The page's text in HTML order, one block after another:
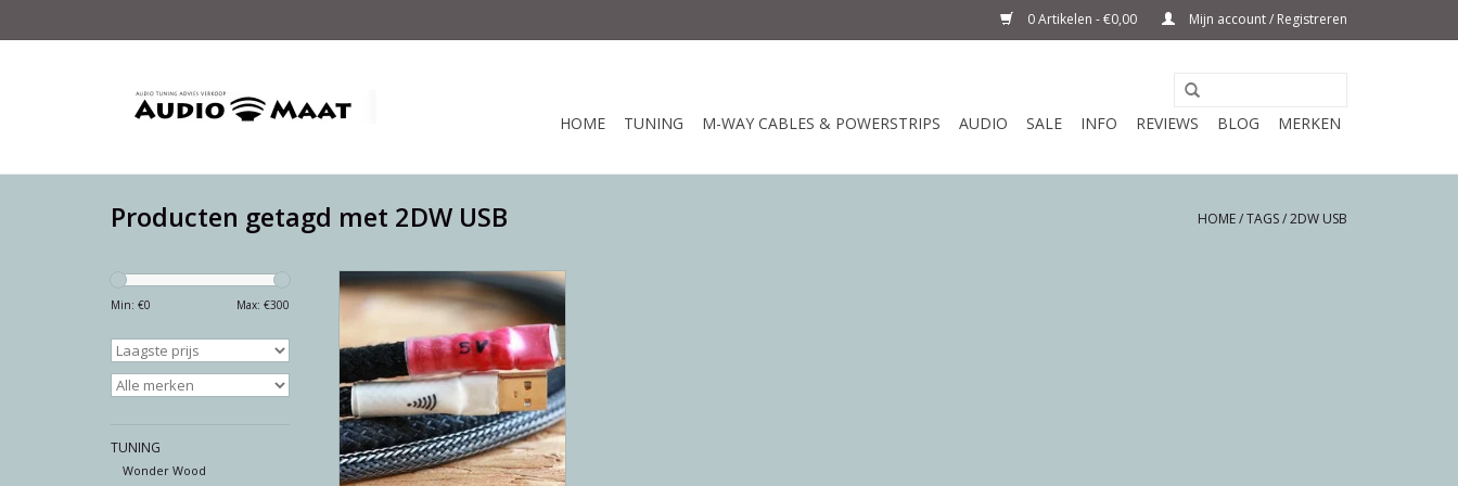
0 Artikelen - €0,00 Mijn account / Registreren
HOME TUNING M-WAY CABLES & POWERSTRIPS AUDIO SALE INFO REVIEWS BLOG MERKEN
Producten getagd met 2DW USB HOME/TAGS/2DW USB
Min: €0 Max: €300
TUNING
Wonder Wood
M-WAY 2DW Reference USB
TOEVOEGEN AAN WINKELWAGEN